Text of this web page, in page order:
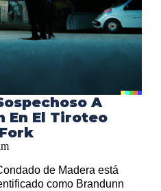
A
En El Tiroteo
de Madera está
como Brandunn